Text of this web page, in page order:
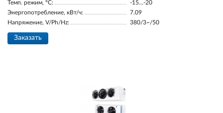
Темп. режим, °С:
-15…-20
Энергопотребление, кВт/ч:
7.09
Напряжение, V/Ph/Hz:
380/3~/50
Заказать